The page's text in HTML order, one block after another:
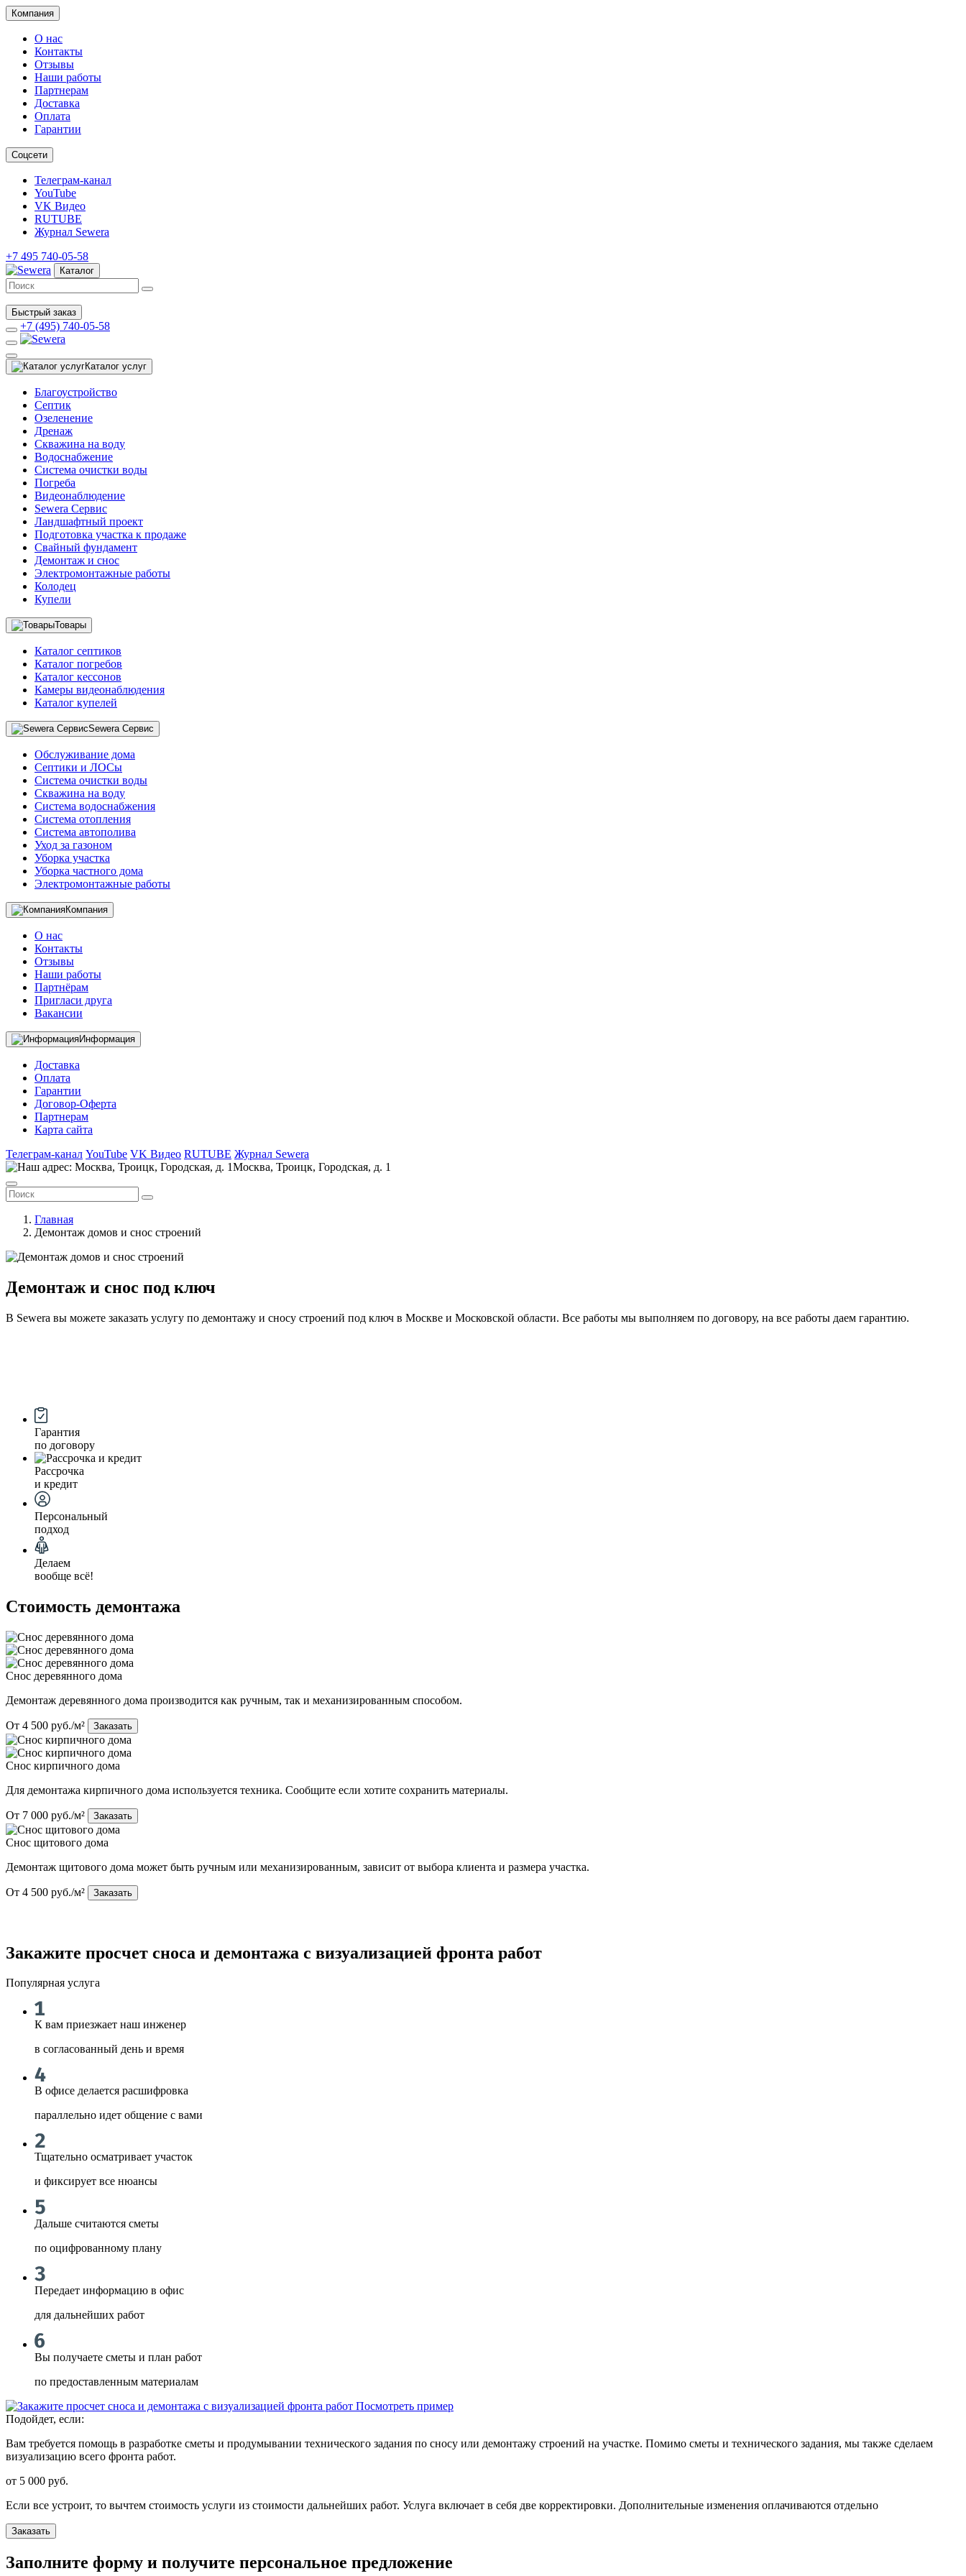
Компания
О нас
Контакты
Отзывы
Наши работы
Партнерам
Доставка
Оплата
Гарантии
Соцсети
Телеграм-канал
YouTube
VK Видео
RUTUBE
Журнал Sewera
+7 495 740-05-58
Каталог
Быстрый заказ
+7 (495) 740-05-58
Каталог услуг
Благоустройство
Септик
Озеленение
Дренаж
Скважина на воду
Водоснабжение
Система очистки воды
Погреба
Видеонаблюдение
Sewera Сервис
Ландшафтный проект
Подготовка участка к продаже
Свайный фундамент
Демонтаж и снос
Электромонтажные работы
Колодец
Купели
Товары
Каталог септиков
Каталог погребов
Каталог кессонов
Камеры видеонаблюдения
Каталог купелей
Sewera Сервис
Обслуживание дома
Септики и ЛОСы
Система очистки воды
Скважина на воду
Система водоснабжения
Система отопления
Система автополива
Уход за газоном
Уборка участка
Уборка частного дома
Электромонтажные работы
Компания
О нас
Контакты
Отзывы
Наши работы
Партнёрам
Пригласи друга
Вакансии
Информация
Доставка
Оплата
Гарантии
Договор-Оферта
Партнерам
Карта сайта
Телеграм-канал YouTube VK Видео RUTUBE Журнал Sewera
Москва, Троицк, Городская, д. 1
Главная
Демонтаж домов и снос строений
Демонтаж и снос под ключ
В Sewera вы можете заказать услугу по демонтажу и сносу строений под ключ в Москве и Московской области. Все работы мы выполняем по договору, на все работы даем гарантию.
Гарантия
по договору
Рассрочка
и кредит
Персональный
подход
Делаем
вообще всё!
Стоимость демонтажа
Снос деревянного дома
Демонтаж деревянного дома производится как ручным, так и механизированным способом.
От 4 500 руб./м² Заказать
Снос кирпичного дома
Для демонтажа кирпичного дома используется техника. Сообщите если хотите сохранить материалы.
От 7 000 руб./м² Заказать
Снос щитового дома
Демонтаж щитового дома может быть ручным или механизированным, зависит от выбора клиента и размера участка.
От 4 500 руб./м² Заказать
Закажите просчет сноса и демонтажа с визуализацией фронта работ
Популярная услуга
К вам приезжает наш инженер
в согласованный день и время
В офисе делается расшифровка
параллельно идет общение с вами
Тщательно осматривает участок
и фиксирует все нюансы
Дальше считаются сметы
по оцифрованному плану
Передает информацию в офис
для дальнейших работ
Вы получаете сметы и план работ
по предоставленным материалам
Посмотреть пример
Подойдет, если:
Вам требуется помощь в разработке сметы и продумывании технического задания по сносу или демонтажу строений на участке. Помимо сметы и технического задания, мы также сделаем
визуализацию всего фронта работ.
от 5 000 руб.
Если все устроит, то вычтем стоимость услуги из стоимости дальнейших работ. Услуга включает в себя две корректировки. Дополнительные изменения оплачиваются отдельно
Заказать
Заполните форму и получите персональное предложение